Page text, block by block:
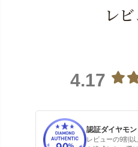
レ
4.17
認証ダイヤモ
レビューの9割以